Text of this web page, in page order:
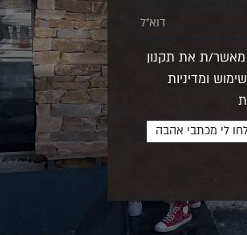
מאשר/ת את תקנון
ומדיניות